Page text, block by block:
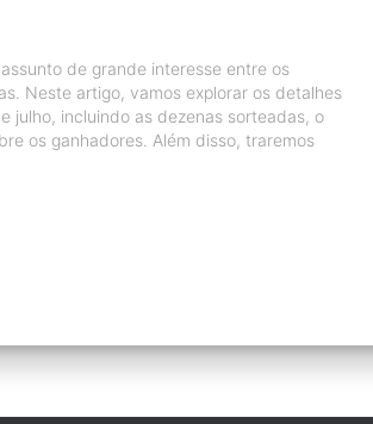
de grande interesse entre os
Neste artigo, vamos explorar os detalhes
julho, incluindo as dezenas sorteadas, o
os ganhadores. Além disso, traremos